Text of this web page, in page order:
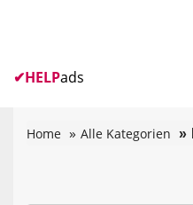
✔HELPads
Home Alle Kategorien